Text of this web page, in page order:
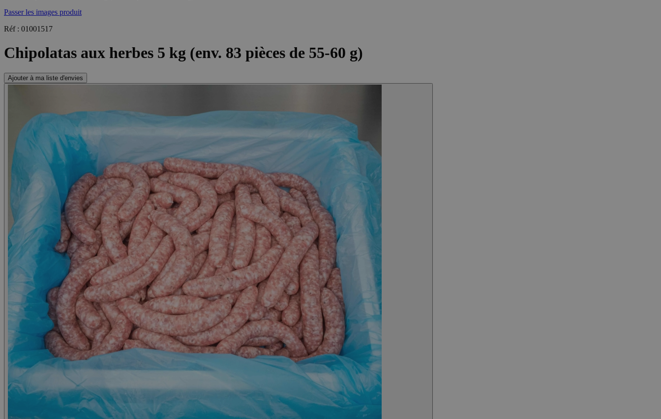
Passer les images produit
Réf : 01001517
Chipolatas aux herbes 5 kg (env. 83 pièces de 55-60 g)
Ajouter à ma liste d'envies